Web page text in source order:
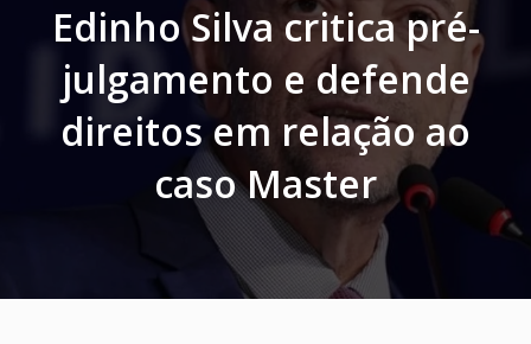
Edinho Silva critica pré-
julgamento e defende
direitos em relação ao
caso Master